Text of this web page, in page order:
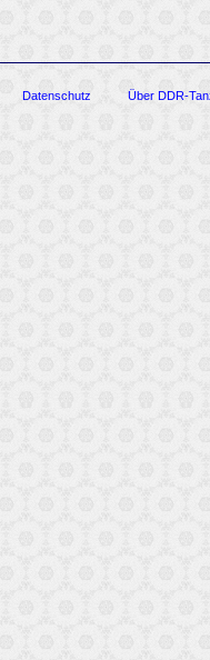
Datenschutz Über DDR-